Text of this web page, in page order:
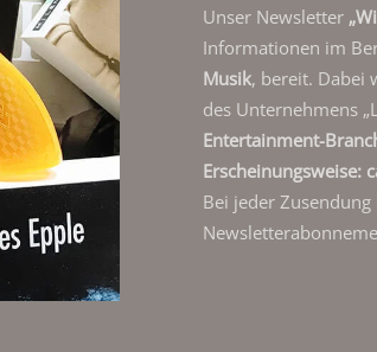
Unser Newsletter
Informationen im
Musik, bereit. Dabei
des Unternehmens
Entertainment-
Erscheinungsweise:
Bei jeder